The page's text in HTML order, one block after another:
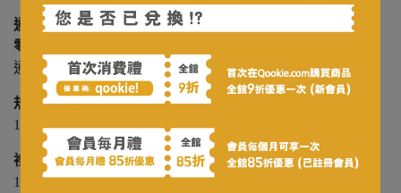
通庵咖哩!!! 台北人氣咖哩專賣店
零食系列｜通庵花椒口味 - 隨手包 (120公克) :
通庵花椒 (120公克)
規格 ( 每份 )：
10g±9% ( 通庵花椒 )
禮盒大小 :
15 x 18 x 2.5 cm（長/寬/高）